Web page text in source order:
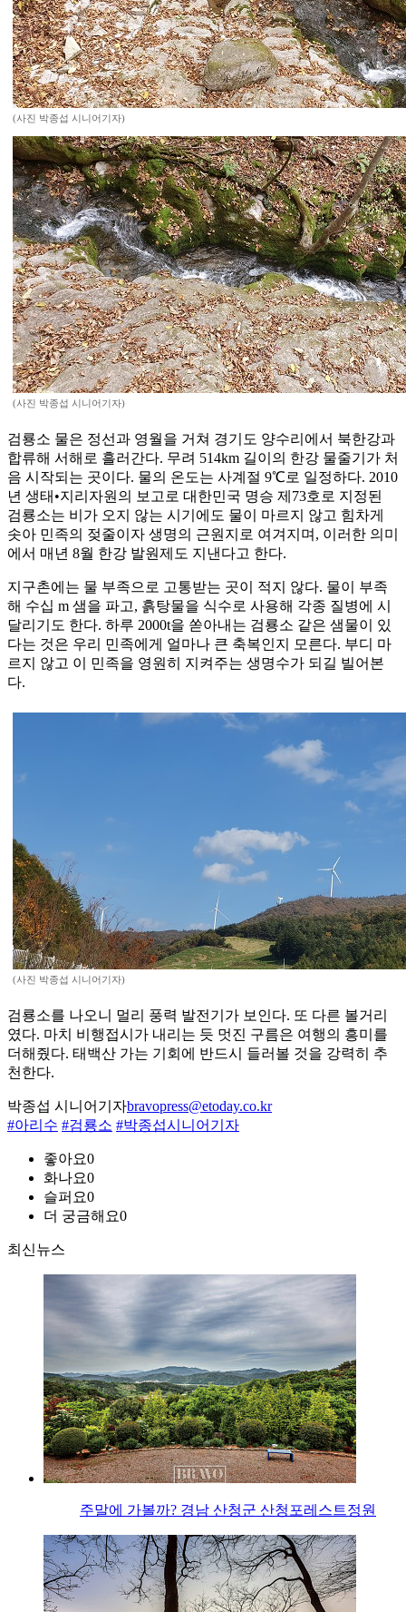
(사진 박종섭 시니어기자)
(사진 박종섭 시니어기자)
검룡소 물은 정선과 영월을 거쳐 경기도 양수리에서 북한강과
합류해 서해로 흘러간다. 무려 514km 길이의 한강 물줄기가 처
음 시작되는 곳이다. 물의 온도는 사계절 9℃로 일정하다. 2010
년 생태•지리자원의 보고로 대한민국 명승 제73호로 지정된
검룡소는 비가 오지 않는 시기에도 물이 마르지 않고 힘차게
솟아 민족의 젖줄이자 생명의 근원지로 여겨지며, 이러한 의미
에서 매년 8월 한강 발원제도 지낸다고 한다.
지구촌에는 물 부족으로 고통받는 곳이 적지 않다. 물이 부족
해 수십 m 샘을 파고, 흙탕물을 식수로 사용해 각종 질병에 시
달리기도 한다. 하루 2000t을 쏟아내는 검룡소 같은 샘물이 있
다는 것은 우리 민족에게 얼마나 큰 축복인지 모른다. 부디 마
르지 않고 이 민족을 영원히 지켜주는 생명수가 되길 빌어본
다.
(사진 박종섭 시니어기자)
검룡소를 나오니 멀리 풍력 발전기가 보인다. 또 다른 볼거리
였다. 마치 비행접시가 내리는 듯 멋진 구름은 여행의 흥미를
더해줬다. 태백산 가는 기회에 반드시 들러볼 것을 강력히 추
천한다.
박종섭 시니어기자bravopress@etoday.co.kr
#아리수 #검룡소 #박종섭시니어기자
좋아요0
화나요0
슬퍼요0
더 궁금해요0
최신뉴스
주말에 가볼까? 경남 산청군 산청포레스트정원